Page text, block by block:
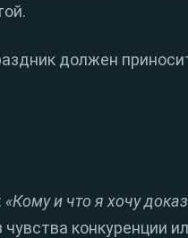
должен
«Кому и что я хочу
конкуренции